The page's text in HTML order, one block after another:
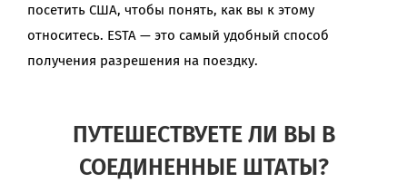
посетить США, чтобы понять, как вы к этому
относитесь. ESTA — это самый удобный способ
получения разрешения на поездку.
ПУТЕШЕСТВУЕТЕ ЛИ ВЫ В
СОЕДИНЕННЫЕ ШТАТЫ?